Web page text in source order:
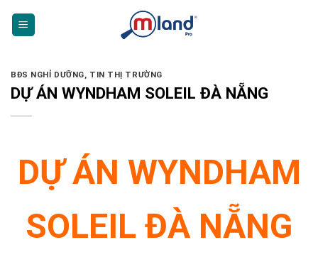
BĐS NGHỈ DƯỠNG, TIN THỊ TRƯỜNG
DỰ ÁN WYNDHAM SOLEIL ĐÀ NẴNG
DỰ ÁN WYNDHAM
SOLEIL ĐÀ NẴNG